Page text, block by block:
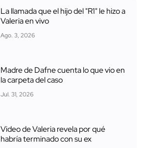
La llamada que el hijo del "R1" le hizo a
Valeria en vivo
Ago. 3, 2026
Madre de Dafne cuenta lo que vio en
la carpeta del caso
Jul. 31, 2026
Video de Valeria revela por qué
habría terminado con su ex